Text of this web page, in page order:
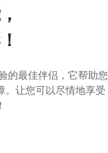
的最佳伴侣，它帮助您
。让您可以尽情地享受